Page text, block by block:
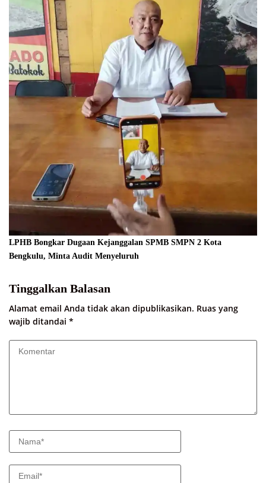
LPHB Bongkar Dugaan Kejanggalan SPMB SMPN 2 Kota
Bengkulu, Minta Audit Menyeluruh
Tinggalkan Balasan
Alamat email Anda tidak akan dipublikasikan. Ruas yang
wajib ditandai *